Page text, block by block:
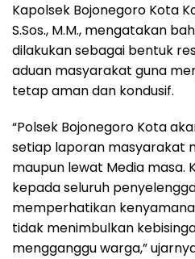
Kapolsek Bojonegoro Kota
S.Sos., M.M., mengatakan
dilakukan sebagai bentuk
aduan masyarakat guna
tetap aman dan kondusif.
“Polsek Bojonegoro Kota
setiap laporan masyarakat
maupun lewat Media masa.
kepada seluruh
memperhatikan
tidak menimbulkan
mengganggu warga,”